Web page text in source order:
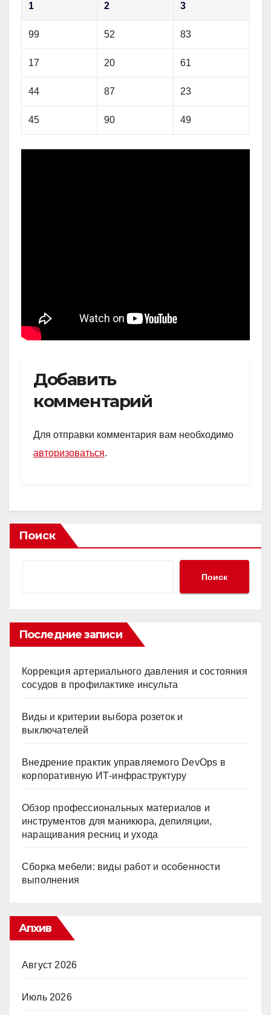
1
2
3
99 52 83
17 20 61
44 87 23
45 90 49
Добавить
комментарий
Для отправки комментария вам необходимо
авторизоваться.
Поиск
Поиск
Последние записи
Коррекция артериального давления и состояния
сосудов в профилактике инсульта
Виды и критерии выбора розеток и
выключателей
Внедрение практик управляемого DevOps в
корпоративную ИТ-инфраструктуру
Обзор профессиональных материалов и
инструментов для маникюра, депиляции,
наращивания ресниц и ухода
Сборка мебели: виды работ и особенности
выполнения
Апхив
Август 2026
Июль 2026